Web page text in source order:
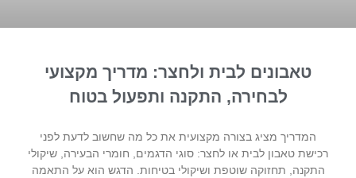
טאבונים לבית ולחצר: מדריך מקצועי
לבחירה, התקנה ותפעול בטוח
המדריך מציג בצורה מקצועית את כל מה שחשוב לדעת לפני
רכישת טאבון לבית או לחצר: סוגי הדגמים, חומרי הבעירה, שיקולי
התקנה, תחזוקה שוטפת ושיקולי בטיחות. הדגש הוא על התאמה